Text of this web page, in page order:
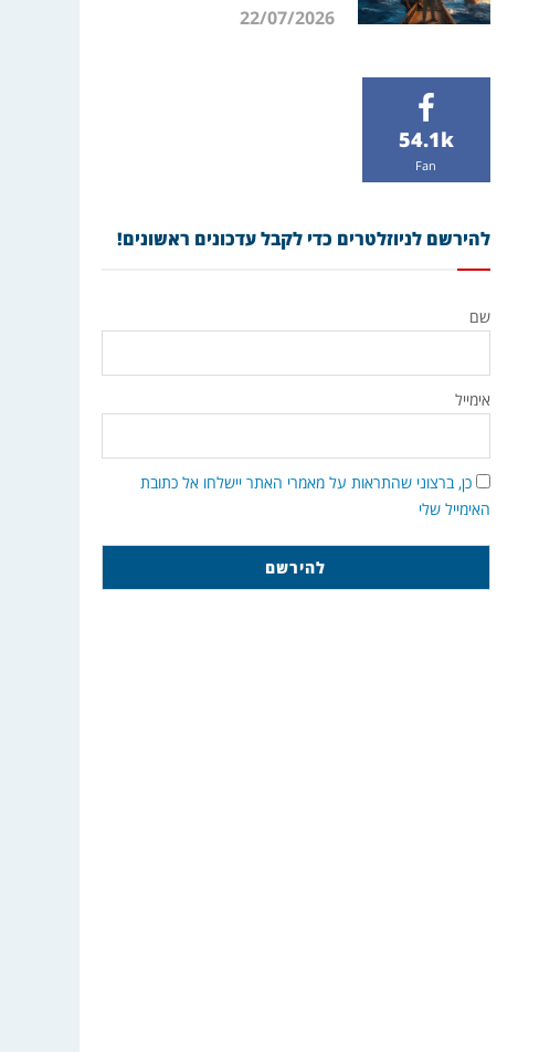
22/07/2026
54.1k
Fan
להירשם לניוזלטרים כדי לקבל עדכונים ראשונים!
שם
אימייל
כן, ברצוני שהתראות על מאמרי האתר יישלחו אל כתובת
האימייל שלי